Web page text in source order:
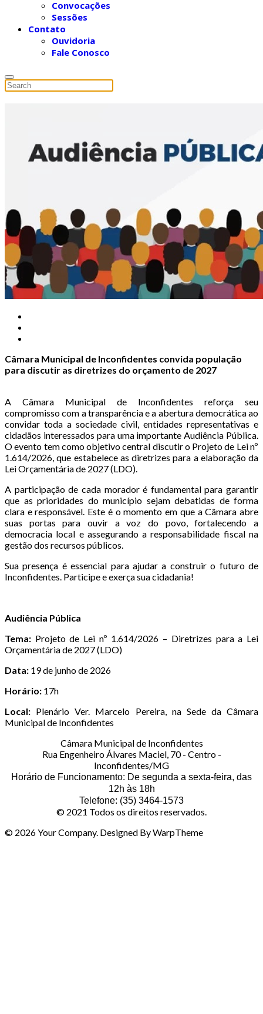
Convocações
Sessões
Contato
Ouvidoria
Fale Conosco
Câmara Municipal de Inconfidentes convida população
para discutir as diretrizes do orçamento de 2027
A Câmara Municipal de Inconfidentes reforça seu
compromisso com a transparência e a abertura democrática ao
convidar toda a sociedade civil, entidades representativas e
cidadãos interessados para uma importante Audiência Pública.
O evento tem como objetivo central discutir o Projeto de Lei nº
1.614/2026, que estabelece as diretrizes para a elaboração da
Lei Orçamentária de 2027 (LDO).
A participação de cada morador é fundamental para garantir
que as prioridades do município sejam debatidas de forma
clara e responsável. Este é o momento em que a Câmara abre
suas portas para ouvir a voz do povo, fortalecendo a
democracia local e assegurando a responsabilidade fiscal na
gestão dos recursos públicos.
Sua presença é essencial para ajudar a construir o futuro de
Inconfidentes. Participe e exerça sua cidadania!
Audiência Pública
Tema: Projeto de Lei nº 1.614/2026 – Diretrizes para a Lei
Orçamentária de 2027 (LDO)
Data: 19 de junho de 2026
Horário: 17h
Local: Plenário Ver. Marcelo Pereira, na Sede da Câmara
Municipal de Inconfidentes
Câmara Municipal de Inconfidentes
Rua Engenheiro Álvares Maciel, 70 - Centro -
Inconfidentes/MG
Horário de Funcionamento: De segunda a sexta-feira, das
12h às 18h
Telefone: (35) 3464-1573
© 2021 Todos os direitos reservados.
© 2026 Your Company. Designed By WarpTheme